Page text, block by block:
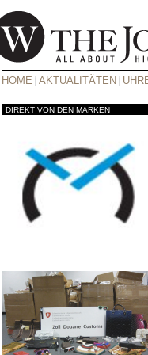
HOME AKTUALITÄTEN
DIREKT VON DEN MARKEN